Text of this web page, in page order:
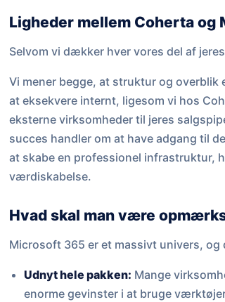
Ligheder mellem Coherta og
Selvom vi dækker hver vores del af
Vi mener begge, at struktur og
at eksekvere internt, ligesom vi hos
eksterne virksomheder til jeres
succes handler om at have adgang til
at skabe en professionel infrastruktur,
værdiskabelse.
Hvad skal man være
Microsoft 365 er et massivt univers,
Udnyt hele pakken: Mange
enorme gevinster i at bruge